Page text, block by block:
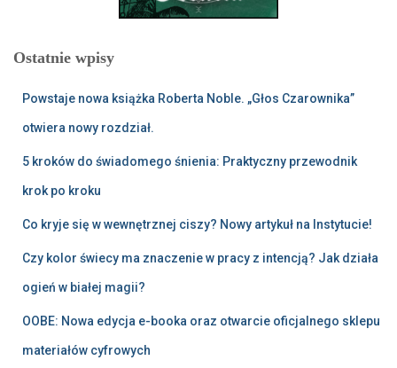
Ostatnie wpisy
Powstaje nowa książka Roberta Noble. „Głos Czarownika”
otwiera nowy rozdział.
5 kroków do świadomego śnienia: Praktyczny przewodnik
krok po kroku
Co kryje się w wewnętrznej ciszy? Nowy artykuł na Instytucie!
Czy kolor świecy ma znaczenie w pracy z intencją? Jak działa
ogień w białej magii?
OOBE: Nowa edycja e-booka oraz otwarcie oficjalnego sklepu
materiałów cyfrowych